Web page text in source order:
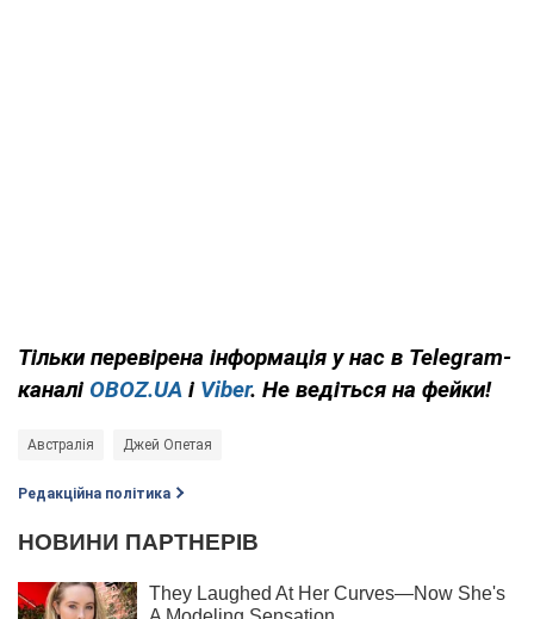
Тільки перевірена інформація у нас в Telegram-
каналі OBOZ.UA і Viber. Не ведіться на фейки!
Австралія Джей Опетая
Редакційна політика